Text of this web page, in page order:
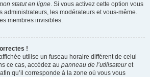
statut en ligne. Si vous activez cette option vous
administrateurs, les modérateurs et vous-même.
membres invisibles.
!
utilise un fuseau horaire différent de celui
ce cas, accédez au panneau de l’utilisateuret
qu’il corresponde à la zone où vous vous